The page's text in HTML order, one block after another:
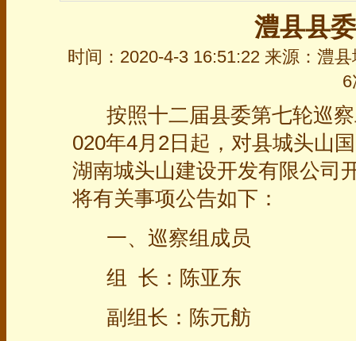
澧县县
时间：2020-4-3 16:51:22 来源：澧
6
按照十二届县委第七轮巡
020年4月2日起，对县城头山
湖南城头山建设开发有限公司
将有关事项公告如下：
一、巡察组成员
组 长：陈亚东
副组长：陈元舫